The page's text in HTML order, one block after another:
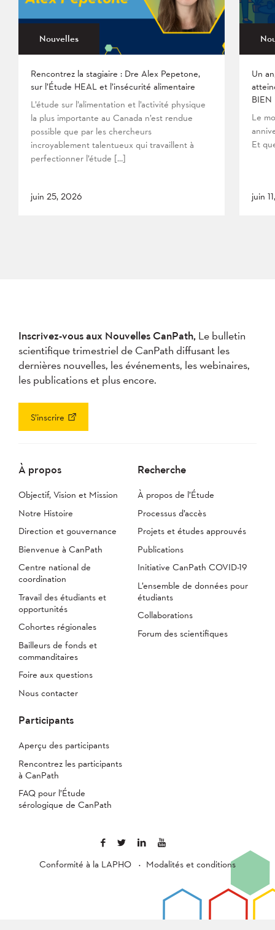
Nouvelles
Rencontrez la stagiaire : Dre Alex Pepetone,
sur l’Étude HEAL et l’insécurité alimentaire
L’étude sur l’alimentation et l’activité physique
la plus importante au Canada n’est rendue
possible que par les chercheurs
incroyablement talentueux qui travaillent à
perfectionner l’étude […]
juin 25, 2026
Un
BIEN
Le
Et
juin
Inscrivez-vous aux Nouvelles CanPath, Le bulletin
scientifique trimestriel de CanPath diffusant les
dernières nouvelles, les événements, les webinaires,
les publications et plus encore.
S’inscrire
À propos
Objectif, Vision et Mission
Notre Histoire
Direction et gouvernance
Bienvenue à CanPath
Centre national de
coordination
Travail des étudiants et
opportunités
Cohortes régionales
Bailleurs de fonds et
commanditaires
Foire aux questions
Nous contacter
Recherche
À propos de l’Étude
Processus d’accès
Projets et études approuvés
Publications
Initiative CanPath COVID-19
L’ensemble de données pour
étudiants
Collaborations
Forum des scientifiques
Participants
Aperçu des participants
Rencontrez les participants
à CanPath
FAQ pour l’Étude
sérologique de CanPath
Conformité à la LAPHO Modalités et conditions